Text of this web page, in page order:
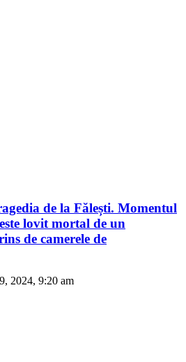
de la Fălești. Momentul
lovit mortal de un
de camerele de
2024, 9:20 am